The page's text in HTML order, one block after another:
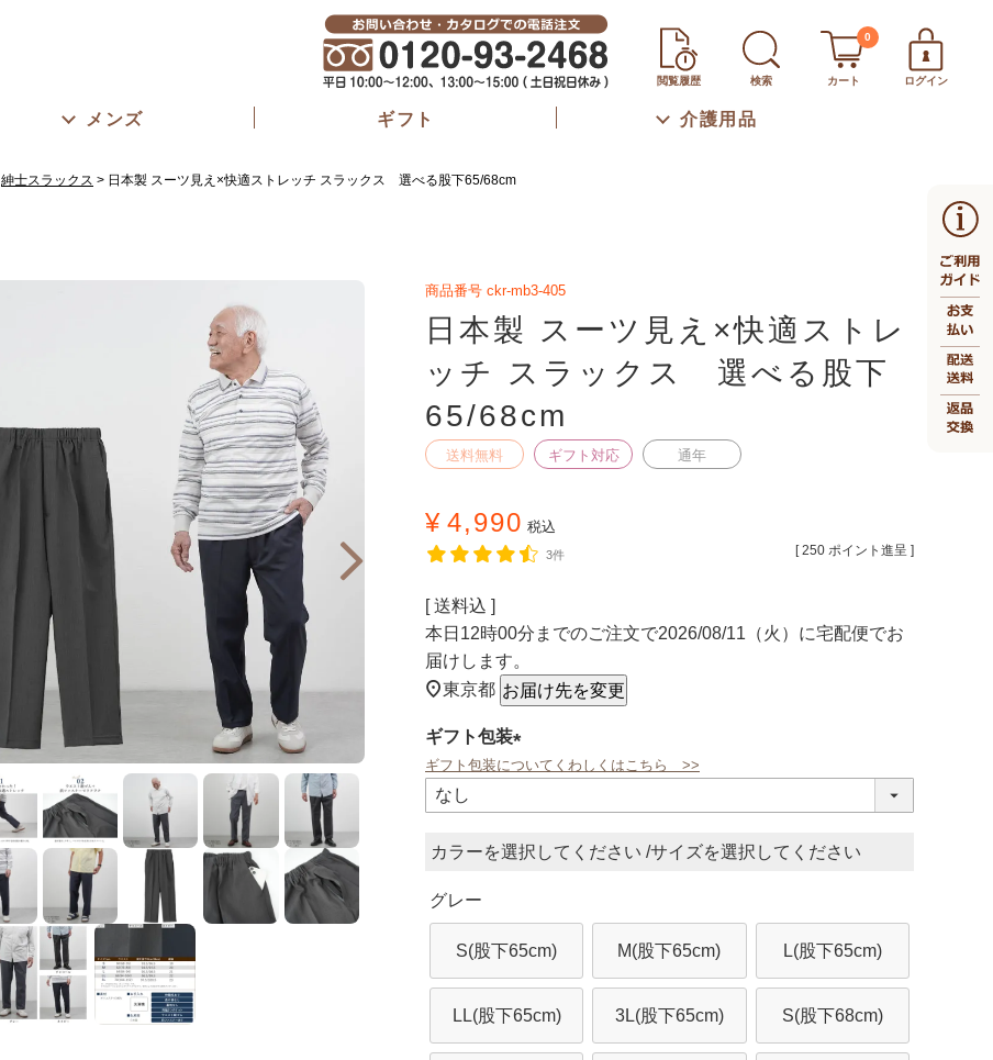
閲覧履歴 検索 カート
0
ログイン
メンズ ギフト 介護用品
紳士スラックス 日本製 スーツ見え×快適ストレッチ スラックス 選べる股下65/68cm
商品番号 ckr-mb3-405
日本製 スーツ見え×快適ストレ
ッチ スラックス 選べる股下
65/68cm
送料無料 ギフト対応 通年
¥ 4,990 税込
[ 250 ポイント進呈 ]
3件
送料込
本日 12時00分 までのご注文で2026/08/11（火） に宅配便でお
届けします。
東京都 お届け先を変更
ギフト包装
(必
ギフト包装についてくわしくはこちら >>
カラー サイズ
グレー
S(股下65cm) M(股下65cm) L(股下65cm)
LL(股下65cm) 3L(股下65cm) S(股下68cm)